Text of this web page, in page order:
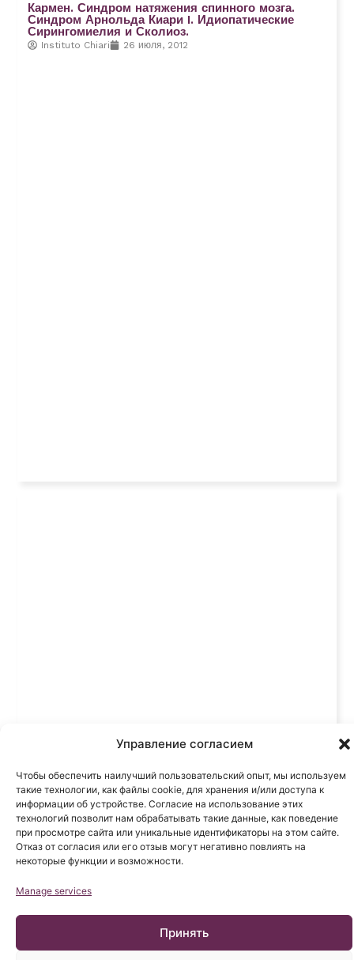
Управление согласием
Чтобы обеспечить наилучший пользовательский опыт, мы используем
такие технологии, как файлы cookie, для хранения и/или доступа к
информации об устройстве. Согласие на использование этих
технологий позволит нам обрабатывать такие данные, как поведение
при просмотре сайта или уникальные идентификаторы на этом сайте.
Отказ от согласия или его отзыв могут негативно повлиять на
некоторые функции и возможности.
Manage services
Принять
Кармен. Синдром натяжения спинного мозга.
Синдром Арнольда Киари I. Идиопатические
Сирингомиелия и Сколиоз.
Instituto Chiari 26 июля, 2012
Синдром Арнольда Киари I. Идиопатические
Сирингомиелия и Сколиоз.